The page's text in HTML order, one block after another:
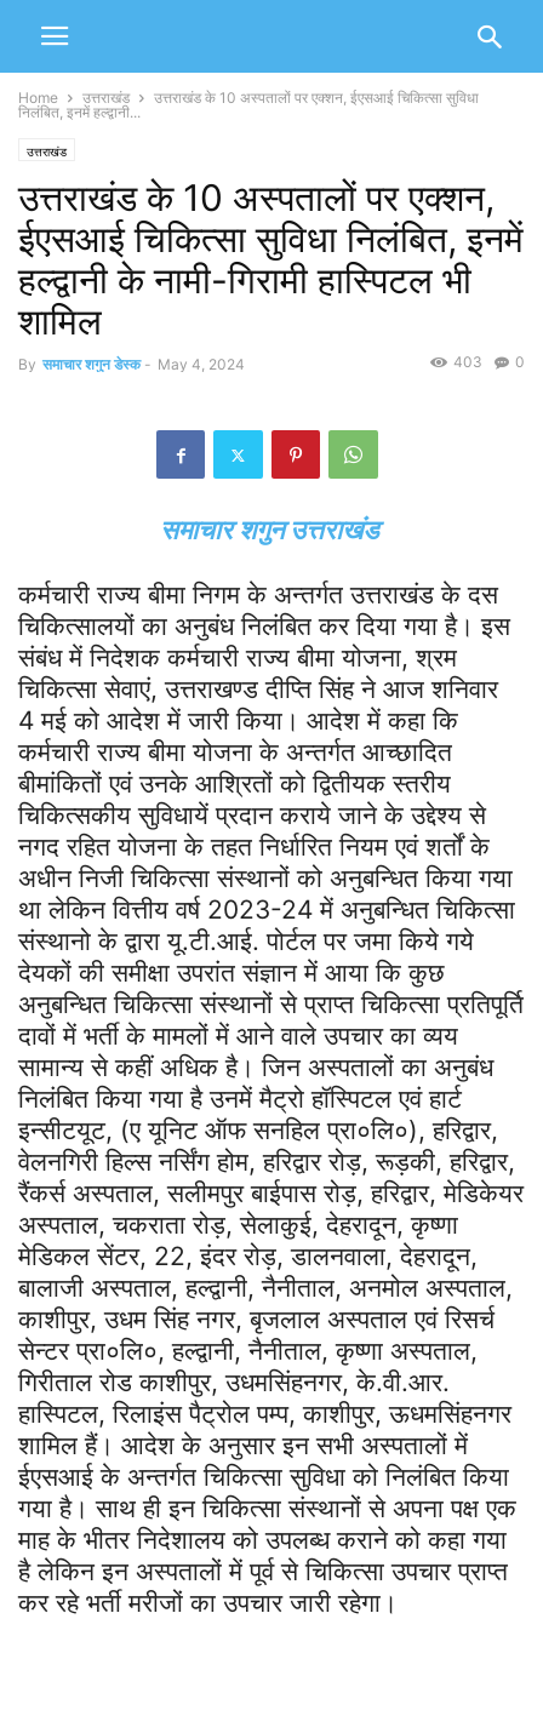
Home उत्तराखंड
उत्तराखंड के 10 अस्पतालों पर एक्शन, ईएसआई चिकित्सा सुविधा
निलंबित, इनमें हल्द्वानी...
उत्तराखंड
उत्तराखंड के 10 अस्पतालों पर एक्शन,
ईएसआई चिकित्सा सुविधा निलंबित, इनमें
हल्द्वानी के नामी-गिरामी हास्पिटल भी
शामिल
By समाचार शगुन डेस्क - May 4, 2024 0
403
समाचार शगुन उत्तराखंड
कर्मचारी राज्य बीमा निगम के अन्तर्गत उत्तराखंड के दस
चिकित्सालयों का अनुबंध निलंबित कर दिया गया है। इस
संबंध में निदेशक कर्मचारी राज्य बीमा योजना, श्रम
चिकित्सा सेवाएं, उत्तराखण्ड दीप्ति सिंह ने आज शनिवार
4 मई को आदेश में जारी किया। आदेश में कहा कि
कर्मचारी राज्य बीमा योजना के अन्तर्गत आच्छादित
बीमांकितों एवं उनके आश्रितों को द्वितीयक स्तरीय
चिकित्सकीय सुविधायें प्रदान कराये जाने के उद्देश्य से
नगद रहित योजना के तहत निर्धारित नियम एवं शर्तों के
अधीन निजी चिकित्सा संस्थानों को अनुबन्धित किया गया
था लेकिन वित्तीय वर्ष 2023-24 में अनुबन्धित चिकित्सा
संस्थानो के द्वारा यू.टी.आई. पोर्टल पर जमा किये गये
देयकों की समीक्षा उपरांत संज्ञान में आया कि कुछ
अनुबन्धित चिकित्सा संस्थानों से प्राप्त चिकित्सा प्रतिपूर्ति
दावों में भर्ती के मामलों में आने वाले उपचार का व्यय
सामान्य से कहीं अधिक है। जिन अस्पतालों का अनुबंध
निलंबित किया गया है उनमें मैट्रो हॉस्पिटल एवं हार्ट
इन्सीटयूट, (ए यूनिट ऑफ सनहिल प्रा०लि०), हरिद्वार,
वेलनगिरी हिल्स नर्सिंग होम, हरिद्वार रोड़, रूड़की, हरिद्वार,
रैंकर्स अस्पताल, सलीमपुर बाईपास रोड़, हरिद्वार, मेडिकेयर
अस्पताल, चकराता रोड़, सेलाकुई, देहरादून, कृष्णा
मेडिकल सेंटर, 22, इंदर रोड़, डालनवाला, देहरादून,
बालाजी अस्पताल, हल्द्वानी, नैनीताल, अनमोल अस्पताल,
काशीपुर, उधम सिंह नगर, बृजलाल अस्पताल एवं रिसर्च
सेन्टर प्रा०लि०, हल्द्वानी, नैनीताल, कृष्णा अस्पताल,
गिरीताल रोड काशीपुर, उधमसिंहनगर, के.वी.आर.
हास्पिटल, रिलाइंस पैट्रोल पम्प, काशीपुर, ऊधमसिंहनगर
शामिल हैं। आदेश के अनुसार इन सभी अस्पतालों में
ईएसआई के अन्तर्गत चिकित्सा सुविधा को निलंबित किया
गया है। साथ ही इन चिकित्सा संस्थानों से अपना पक्ष एक
माह के भीतर निदेशालय को उपलब्ध कराने को कहा गया
है लेकिन इन अस्पतालों में पूर्व से चिकित्सा उपचार प्राप्त
कर रहे भर्ती मरीजों का उपचार जारी रहेगा।